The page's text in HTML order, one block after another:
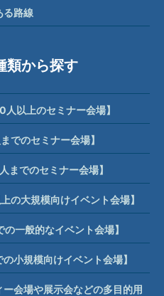
る路線
類から探す
以上のセミナー会場】
でのセミナー会場】
までのセミナー会場】
大規模向けイベント会場】
一般的なイベント会場】
小規模向けイベント会場】
会場や展示会などの多目的用